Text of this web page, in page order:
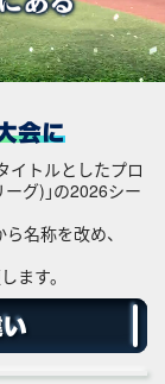
会に
イトルとしたプロ
グ)」の2026シー
名称を改め、
ます。